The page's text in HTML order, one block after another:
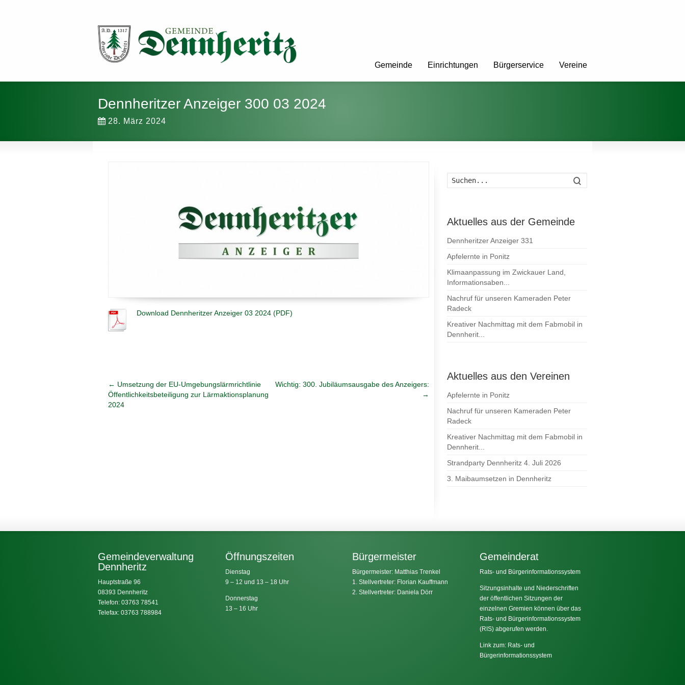
Gemeinde Einrichtungen Bürgerservice Vereine
Dennheritzer Anzeiger 300 03 2024
28. März 2024
Download Dennheritzer Anzeiger 03 2024 (PDF)
← Umsetzung der EU-Umgebungslärmrichtlinie
Öffentlichkeitsbeteiligung zur Lärmaktionsplanung
2024
Wichtig: 300. Jubiläumsausgabe des Anzeigers:
→
Aktuelles aus der Gemeinde
Dennheritzer Anzeiger 331
Apfelernte in Ponitz
Klimaanpassung im Zwickauer Land,
Informationsaben...
Nachruf für unseren Kameraden Peter
Radeck
Kreativer Nachmittag mit dem Fabmobil in
Dennherit...
Aktuelles aus den Vereinen
Apfelernte in Ponitz
Nachruf für unseren Kameraden Peter
Radeck
Kreativer Nachmittag mit dem Fabmobil in
Dennherit...
Strandparty Dennheritz 4. Juli 2026
3. Maibaumsetzen in Dennheritz
Gemeindeverwaltung
Dennheritz
Hauptstraße 96
08393 Dennheritz
Telefon: 03763 78541
Telefax: 03763 788984
Öffnungszeiten
Dienstag
9 – 12 und 13 – 18 Uhr
Donnerstag
13 – 16 Uhr
Bürgermeister
Bürgermeister: Matthias Trenkel
1. Stellvertreter: Florian Kauffmann
2. Stellvertreter: Daniela Dörr
Gemeinderat
Rats- und Bürgerinformationssystem
Sitzungsinhalte und Niederschriften
der öffentlichen Sitzungen der
einzelnen Gremien können über das
Rats- und Bürgerinformationssystem
(RIS) abgerufen werden.
Link zum: Rats- und
Bürgerinformationssystem